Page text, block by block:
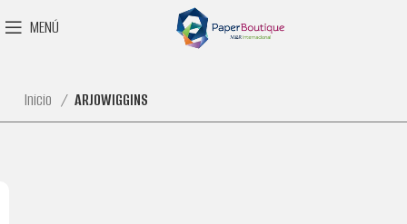
MENÚ
Inicio ARJOWIGGINS